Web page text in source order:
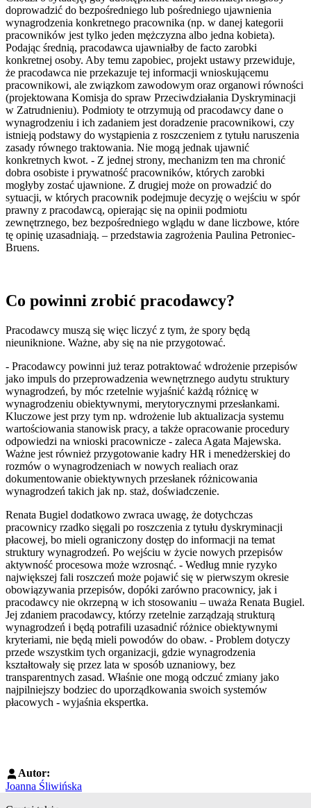
doprowadzić do bezpośredniego lub pośredniego ujawnienia
wynagrodzenia konkretnego pracownika (np. w danej kategorii
pracowników jest tylko jeden mężczyzna albo jedna kobieta).
Podając średnią, pracodawca ujawniałby de facto zarobki
konkretnej osoby. Aby temu zapobiec, projekt ustawy przewiduje,
że pracodawca nie przekazuje tej informacji wnioskującemu
pracownikowi, ale związkom zawodowym oraz organowi równości
(projektowana Komisja do spraw Przeciwdziałania Dyskryminacji
w Zatrudnieniu). Podmioty te otrzymują od pracodawcy dane o
wynagrodzeniu i ich zadaniem jest doradzenie pracownikowi, czy
istnieją podstawy do wystąpienia z roszczeniem z tytułu naruszenia
zasady równego traktowania. Nie mogą jednak ujawnić
konkretnych kwot. - Z jednej strony, mechanizm ten ma chronić
dobra osobiste i prywatność pracowników, których zarobki
mogłyby zostać ujawnione. Z drugiej może on prowadzić do
sytuacji, w których pracownik podejmuje decyzję o wejściu w spór
prawny z pracodawcą, opierając się na opinii podmiotu
zewnętrznego, bez bezpośredniego wglądu w dane liczbowe, które
tę opinię uzasadniają. – przedstawia zagrożenia Paulina Petroniec-
Bruens.
Co powinni zrobić pracodawcy?
Pracodawcy muszą się więc liczyć z tym, że spory będą
nieuniknione. Ważne, aby się na nie przygotować.
- Pracodawcy powinni już teraz potraktować wdrożenie przepisów
jako impuls do przeprowadzenia wewnętrznego audytu struktury
wynagrodzeń, by móc rzetelnie wyjaśnić każdą różnicę w
wynagrodzeniu obiektywnymi, merytorycznymi przesłankami.
Kluczowe jest przy tym np. wdrożenie lub aktualizacja systemu
wartościowania stanowisk pracy, a także opracowanie procedury
odpowiedzi na wnioski pracownicze - zaleca Agata Majewska.
Ważne jest również przygotowanie kadry HR i menedżerskiej do
rozmów o wynagrodzeniach w nowych realiach oraz
dokumentowanie obiektywnych przesłanek różnicowania
wynagrodzeń takich jak np. staż, doświadczenie.
Renata Bugiel dodatkowo zwraca uwagę, że dotychczas
pracownicy rzadko sięgali po roszczenia z tytułu dyskryminacji
płacowej, bo mieli ograniczony dostęp do informacji na temat
struktury wynagrodzeń. Po wejściu w życie nowych przepisów
aktywność procesowa może wzrosnąć. - Według mnie ryzyko
największej fali roszczeń może pojawić się w pierwszym okresie
obowiązywania przepisów, dopóki zarówno pracownicy, jak i
pracodawcy nie okrzepną w ich stosowaniu – uważa Renata Bugiel.
Jej zdaniem pracodawcy, którzy rzetelnie zarządzają strukturą
wynagrodzeń i będą potrafili uzasadnić różnice obiektywnymi
kryteriami, nie będą mieli powodów do obaw. - Problem dotyczy
przede wszystkim tych organizacji, gdzie wynagrodzenia
kształtowały się przez lata w sposób uznaniowy, bez
transparentnych zasad. Właśnie one mogą odczuć zmiany jako
najpilniejszy bodziec do uporządkowania swoich systemów
płacowych - wyjaśnia ekspertka.
Autor:
Joanna Śliwińska